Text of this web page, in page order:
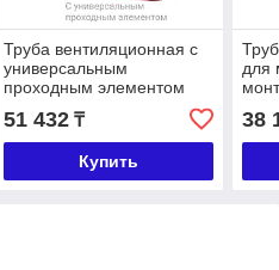
Труба вентиляционная с
универсальным
проходным элементом
ø110 мм, h550 мм
51 432₸
Купить
для
38